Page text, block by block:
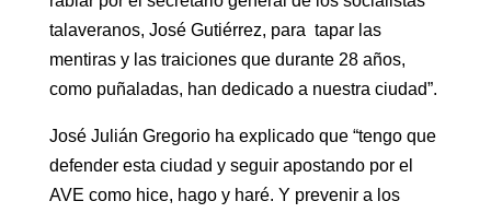
talaveranos, José Gutiérrez, para tapar las
mentiras y las traiciones que durante 28 años,
como puñaladas, han dedicado a nuestra ciudad”.
José Julián Gregorio ha explicado que “tengo que
defender esta ciudad y seguir apostando por el
AVE como hice, hago y haré. Y prevenir a los